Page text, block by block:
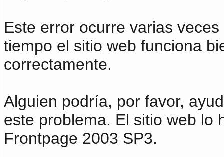
Este error ocurre varias
tiempo el sitio web funciona
correctamente.
Alguien podría, por favor,
este problema. El sitio web lo
Frontpage 2003 SP3.